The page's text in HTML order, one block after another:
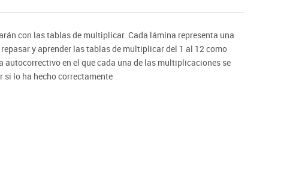
con las tablas de multiplicar. Cada lámina representa una
y aprender las tablas de multiplicar del 1 al 12 como
autocorrectivo en el que cada una de las multiplicaciones se
si lo ha hecho correctamente